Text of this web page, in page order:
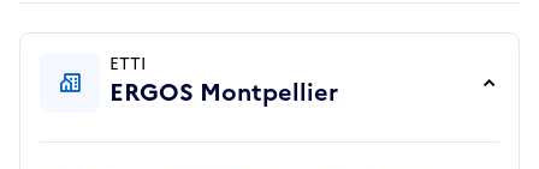
ETTI
ERGOS Montpellier